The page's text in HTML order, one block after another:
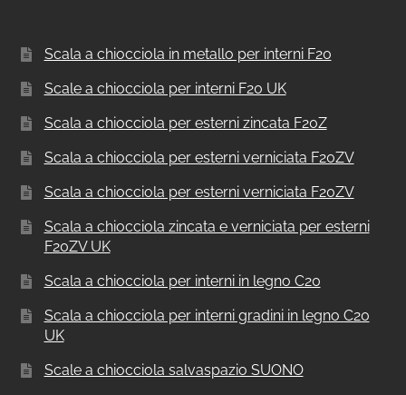
Scala a chiocciola in metallo per interni F20
Scale a chiocciola per interni F20 UK
Scala a chiocciola per esterni zincata F20Z
Scala a chiocciola per esterni verniciata F20ZV
Scala a chiocciola per esterni verniciata F20ZV
Scala a chiocciola zincata e verniciata per esterni
F20ZV UK
Scala a chiocciola per interni in legno C20
Scala a chiocciola per interni gradini in legno C20
UK
Scale a chiocciola salvaspazio SUONO